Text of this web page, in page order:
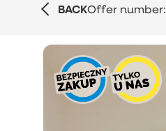
BACKOffer number: